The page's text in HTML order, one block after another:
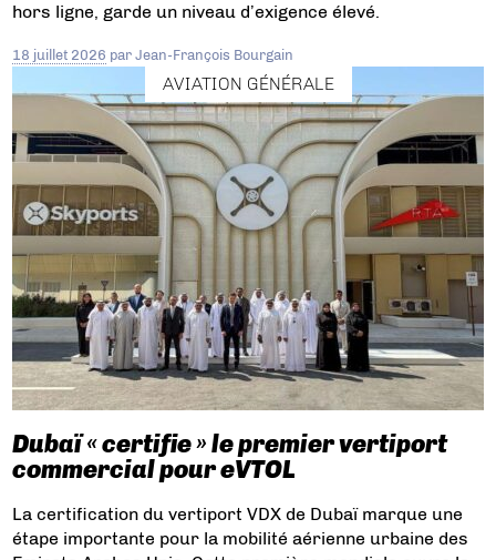
hors ligne, garde un niveau d’exigence élevé.
18 juillet 2026 parJean-François Bourgain
AVIATION GÉNÉRALE
Dubaï « certifie » le premier vertiport
commercial pour eVTOL
La certification du vertiport VDX de Dubaï marque une
étape importante pour la mobilité aérienne urbaine des